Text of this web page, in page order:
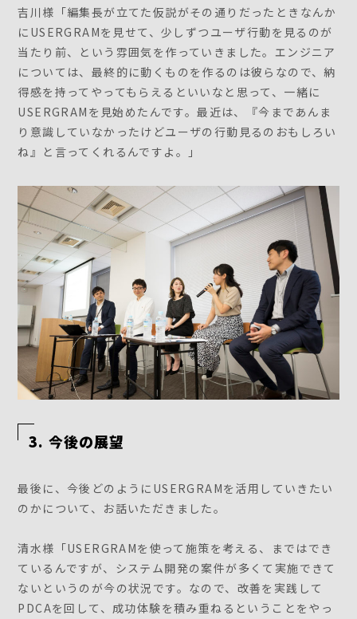
吉川様「編集長が立てた仮説がその通りだったときなんか
にUSERGRAMを見せて、少しずつユーザ行動を見るのが
当たり前、という雰囲気を作っていきました。エンジニア
については、最終的に動くものを作るのは彼らなので、納
得感を持ってやってもらえるといいなと思って、一緒に
USERGRAMを見始めたんです。最近は、『今まであんま
り意識していなかったけどユーザの行動見るのおもしろい
ね』と言ってくれるんですよ。」
3. 今後の展望
最後に、今後どのようにUSERGRAMを活用していきたい
のかについて、お話いただきました。
清水様「USERGRAMを使って施策を考える、まではでき
ているんですが、システム開発の案件が多くて実施できて
ないというのが今の状況です。なので、改善を実践して
PDCAを回して、成功体験を積み重ねるということをやっ